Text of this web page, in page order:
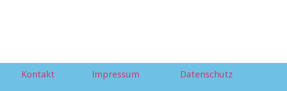
Kontakt Impressum Datenschutz